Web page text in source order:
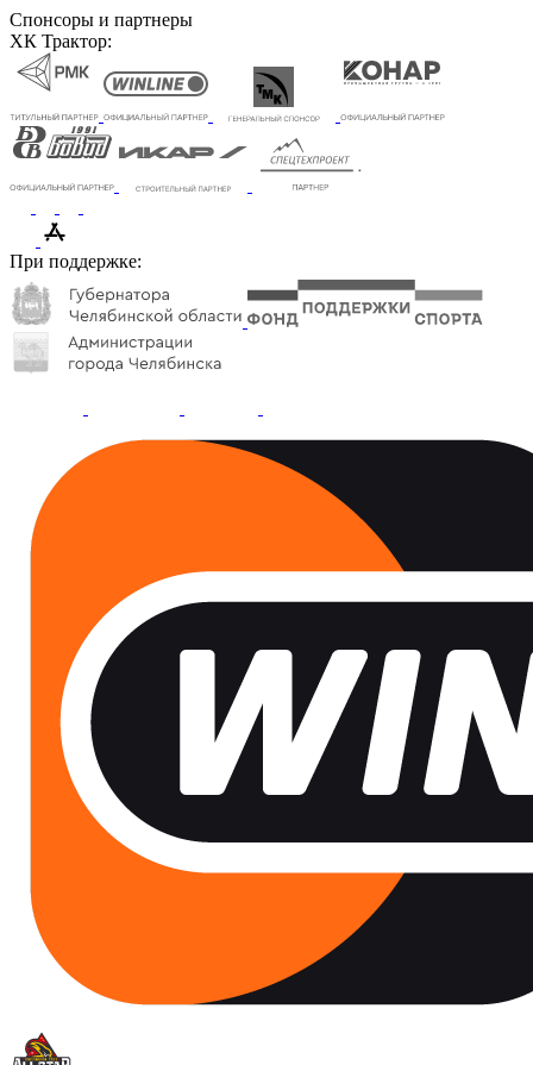
Спонсоры и партнеры
ХК Трактор:
При поддержке: